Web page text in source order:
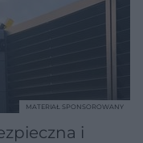
i
MATERIAŁ SPONSOROWANY